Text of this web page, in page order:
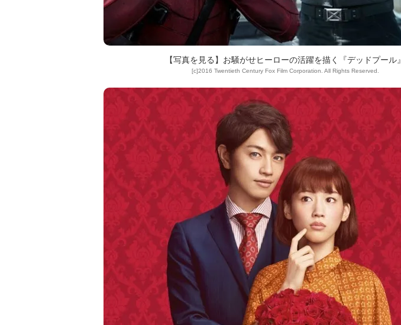
【写真を見る】お騒がせヒーローの活躍を描く『デッドプール』
[c]2016 Twentieth Century Fox Film Corporation. All Rights Reserved.